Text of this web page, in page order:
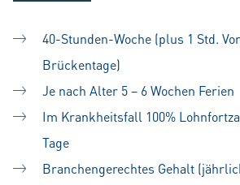
40-Stunden-Woche (plus 1 Std.
Brückentage)
Je nach Alter 5 – 6 Wochen Ferien
Im Krankheitsfall 100%
Tage
Branchengerechtes Gehalt